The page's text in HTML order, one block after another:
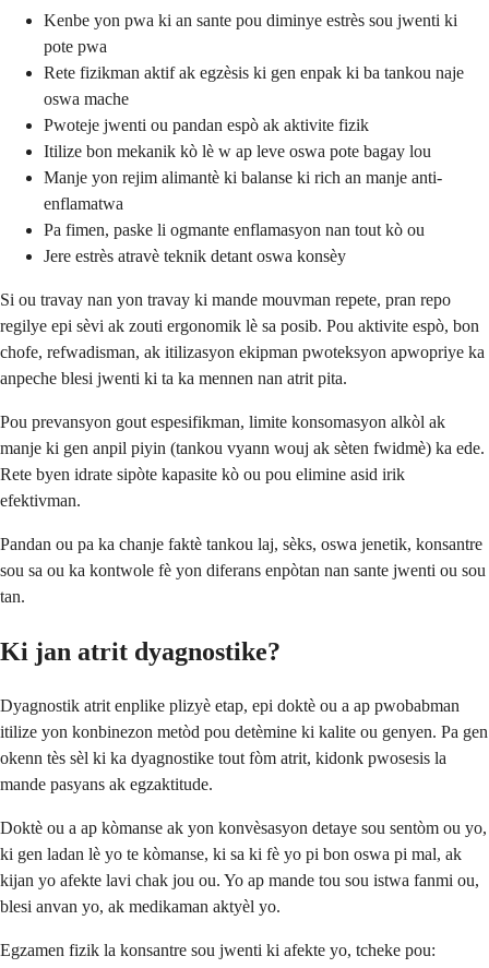
Kenbe yon pwa ki an sante pou diminye estrès sou jwenti ki
pote pwa
Rete fizikman aktif ak egzèsis ki gen enpak ki ba tankou naje
oswa mache
Pwoteje jwenti ou pandan espò ak aktivite fizik
Itilize bon mekanik kò lè w ap leve oswa pote bagay lou
Manje yon rejim alimantè ki balanse ki rich an manje anti-
enflamatwa
Pa fimen, paske li ogmante enflamasyon nan tout kò ou
Jere estrès atravè teknik detant oswa konsèy
Si ou travay nan yon travay ki mande mouvman repete, pran repo
regilye epi sèvi ak zouti ergonomik lè sa posib. Pou aktivite espò, bon
chofe, refwadisman, ak itilizasyon ekipman pwoteksyon apwopriye ka
anpeche blesi jwenti ki ta ka mennen nan atrit pita.
Pou prevansyon gout espesifikman, limite konsomasyon alkòl ak
manje ki gen anpil piyin (tankou vyann wouj ak sèten fwidmè) ka ede.
Rete byen idrate sipòte kapasite kò ou pou elimine asid irik
efektivman.
Pandan ou pa ka chanje faktè tankou laj, sèks, oswa jenetik, konsantre
sou sa ou ka kontwole fè yon diferans enpòtan nan sante jwenti ou sou
tan.
Ki jan atrit dyagnostike?
Dyagnostik atrit enplike plizyè etap, epi doktè ou a ap pwobabman
itilize yon konbinezon metòd pou detèmine ki kalite ou genyen. Pa gen
okenn tès sèl ki ka dyagnostike tout fòm atrit, kidonk pwosesis la
mande pasyans ak egzaktitude.
Doktè ou a ap kòmanse ak yon konvèsasyon detaye sou sentòm ou yo,
ki gen ladan lè yo te kòmanse, ki sa ki fè yo pi bon oswa pi mal, ak
kijan yo afekte lavi chak jou ou. Yo ap mande tou sou istwa fanmi ou,
blesi anvan yo, ak medikaman aktyèl yo.
Egzamen fizik la konsantre sou jwenti ki afekte yo, tcheke pou: